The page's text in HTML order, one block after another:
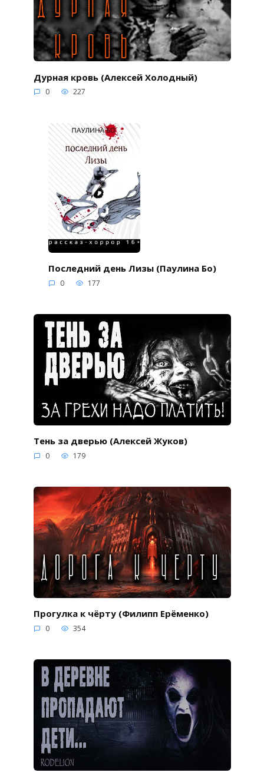
Дурная кровь (Алексей Холодный)
0 227
Последний день Лизы (Паулина Бо)
0 177
Тень за дверью (Алексей Жуков)
0 179
Прогулка к чёрту (Филипп Ерёменко)
0 354